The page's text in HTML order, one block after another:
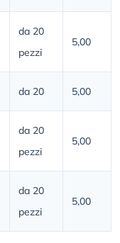
da 20
pezzi
5,00
da 20 5,00
da 20
pezzi
5,00
da 20
pezzi
5,00